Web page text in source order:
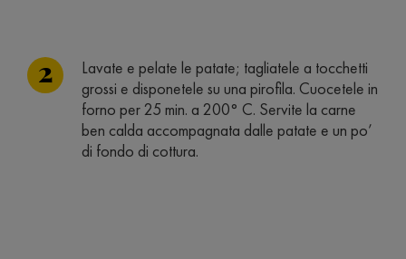
Lavate e pelate le patate; tagliatele a tocchetti
grossi e disponetele su una pirofila. Cuocetele in
forno per 25 min. a 200° C. Servite la carne
ben calda accompagnata dalle patate e un po’
di fondo di cottura.